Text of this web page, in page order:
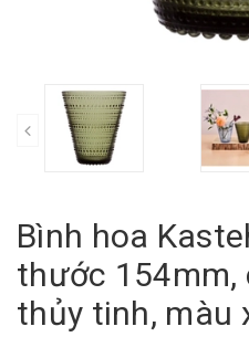
Bình hoa
thước 154mm,
thủy tinh, màu